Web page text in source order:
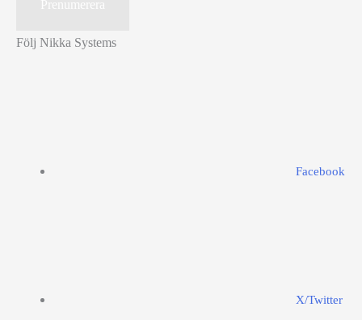
Följ Nikka Systems
Facebook
X/Twitter